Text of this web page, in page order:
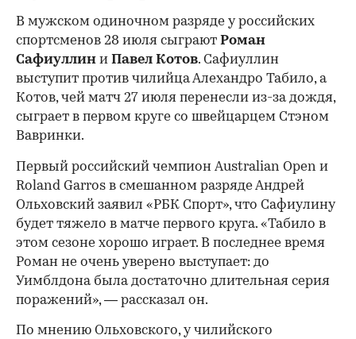
В мужском одиночном разряде у российских
спортсменов 28 июля сыграют Роман
Сафиуллин и Павел Котов. Сафиуллин
выступит против чилийца Алехандро Табило, а
Котов, чей матч 27 июля перенесли из-за дождя,
сыграет в первом круге со швейцарцем Стэном
Вавринки.
Первый российский чемпион Australian Open и
Roland Garros в смешанном разряде Андрей
Ольховский заявил «РБК Спорт», что Сафиулину
будет тяжело в матче первого круга. «Табило в
этом сезоне хорошо играет. В последнее время
Роман не очень уверено выступает: до
Уимблдона была достаточно длительная серия
поражений», — рассказал он.
По мнению Ольховского, у чилийского